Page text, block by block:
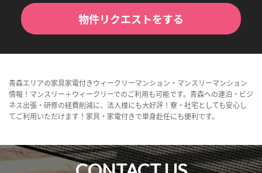
物件リクエストをする
青森エリアの家具家電付きウィークリーマンション・マンスリーマンション
情報！マンスリー＋ウィークリーでのご利用も可能です。青森への連泊・ビジ
ネス出張・研修の経費削減に、法人様にも大好評！寮・社宅としても安心し
てご利用いただけます！家具・家電付きで単身赴任にも便利です。